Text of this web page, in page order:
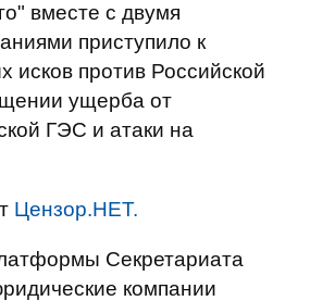
вместе с двумя
приступило к
исков против Российской
ущерба от
ГЭС и атаки на
Цензор.НЕТ.
Секретариата
компании